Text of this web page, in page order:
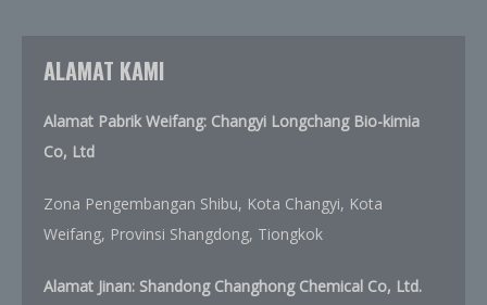
ALAMAT KAMI
Alamat Pabrik Weifang: Changyi Longchang Bio-kimia
Co, Ltd
Zona Pengembangan Shibu, Kota Changyi, Kota
Weifang, Provinsi Shangdong, Tiongkok
Alamat Jinan: Shandong Changhong Chemical Co, Ltd.